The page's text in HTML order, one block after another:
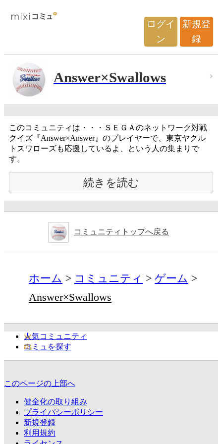
ログイ
ン
新規登
録
Answer×Swallows
このコミュニティは・・・ＳＥＧＡのネットワーク対戦
クイズ『Answer×Answer』のプレイヤーで、東京ヤクル
トスワローズも応援しているよ、という人の集まりで
す。
続きを読む
コミュニティトップへ戻る
ホーム コミュニティ
ゲーム
Answer×Swallows
人気コミュニティ
コミュを探す
このページの上部へ
健全化の取り組み
プライバシーポリシー
新規登録
利用規約